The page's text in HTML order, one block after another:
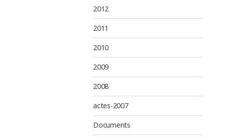
2012
2011
2010
2009
2008
actes-2007
Documents